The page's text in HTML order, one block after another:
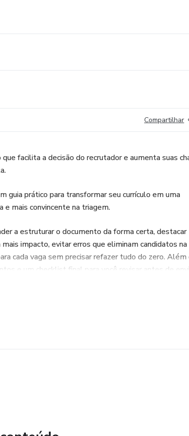
Compartilhar
facilita a decisão do recrutador e aumenta suas
guia prático para transformar seu currículo em uma
e mais convincente na triagem.
a estruturar o documento da forma certa, destacar
impacto, evitar erros que eliminam candidatos na
cada vaga sem precisar refazer tudo do zero. Além
e um checklist final para você revisar antes de
a apresentação profissional e aumentar as chances